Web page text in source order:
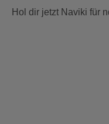
Hol dir jetzt Naviki für